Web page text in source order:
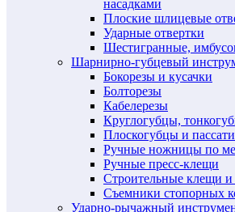
насадками
Плоские шлицевые
Ударные отвертки
Шестигранные,
Шарнирно-губцевый
Бокорезы и кусачки
Болторезы
Кабелерезы
Круглогубцы,
Плоскогубцы и
Ручные ножницы по
Ручные пресс-клещи
Строительные клещи
Съемники стопорных
Ударно-рычажный